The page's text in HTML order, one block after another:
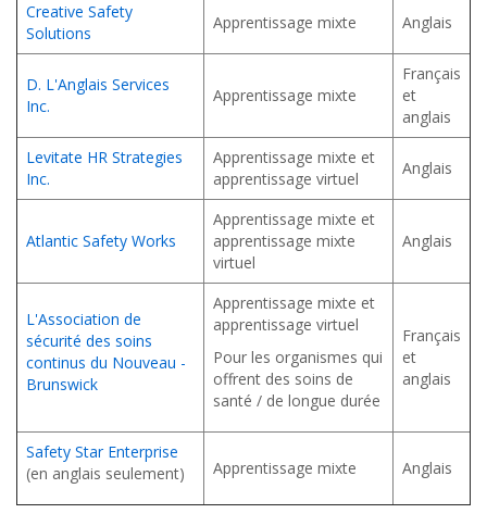
Creative Safety
Solutions
Apprentissage mixte Anglais
D. L'Anglais Services
Inc.
Apprentissage mixte
Français
et
anglais
Levitate HR Strategies
Inc.
Apprentissage mixte et
apprentissage virtuel
Anglais
Atlantic Safety Works
Apprentissage mixte et
apprentissage mixte
virtuel
Anglais
L'Association de
sécurité des soins
continus du Nouveau -
Brunswick
Apprentissage mixte et
apprentissage virtuel
Pour les organismes qui
offrent des soins de
santé / de longue durée
Français
et
anglais
Safety Star Enterprise
(en anglais seulement)
Apprentissage mixte Anglais